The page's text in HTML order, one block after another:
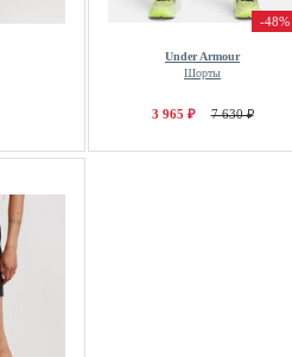
-48%
Under Armour
Шорты
3 965 ₽ 7 630 ₽